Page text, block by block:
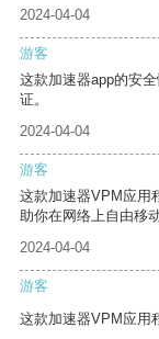
2024-04-04
游客
这款加速器app的安
证。
2024-04-04
游客
这款加速器VPM应用
助你在网络上自由移动
2024-04-04
游客
这款加速器VPM应用